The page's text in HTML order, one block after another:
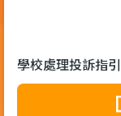
學校處理投訴指引